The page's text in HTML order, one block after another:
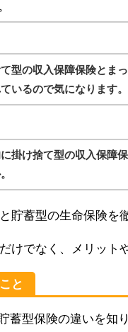
型の収入保障保険とま
いるので気になります。
掛け捨て型の収入保障
貯蓄型の生命保険を
けでなく、メリット
と
蓄型保険の違いを知